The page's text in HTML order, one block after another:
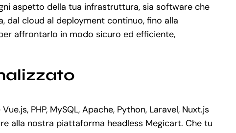
aspetto della tua infrastruttura, sia software che
dal cloud al deployment continuo, fino alla
affrontarlo in modo sicuro ed efficiente,
PHP, MySQL, Apache, Python, Laravel, Nuxt.js
alla nostra piattaforma headless Megicart. Che tu